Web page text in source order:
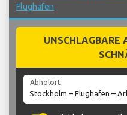
Flughafen
UNSCHLAGBARE
Abholort